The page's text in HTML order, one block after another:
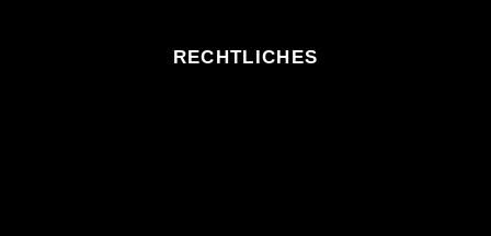
RECHTLICHES